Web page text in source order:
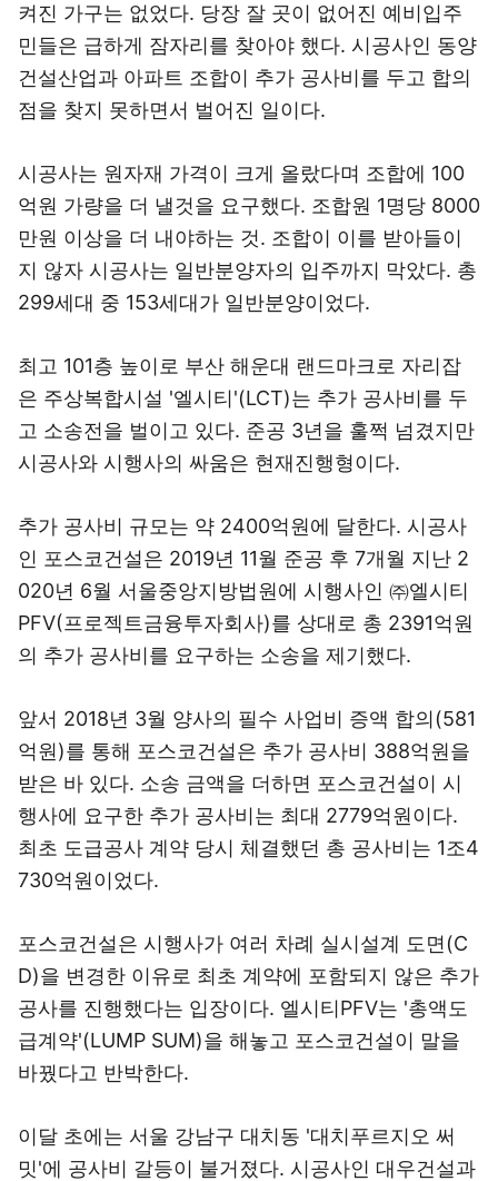
켜진 가구는 없었다. 당장 잘 곳이 없어진 예비입주
민들은 급하게 잠자리를 찾아야 했다. 시공사인 동양
건설산업과 아파트 조합이 추가 공사비를 두고 합의
점을 찾지 못하면서 벌어진 일이다.
시공사는 원자재 가격이 크게 올랐다며 조합에 100
억원 가량을 더 낼것을 요구했다. 조합원 1명당 8000
만원 이상을 더 내야하는 것. 조합이 이를 받아들이
지 않자 시공사는 일반분양자의 입주까지 막았다. 총
299세대 중 153세대가 일반분양이었다.
최고 101층 높이로 부산 해운대 랜드마크로 자리잡
은 주상복합시설 '엘시티'(LCT)는 추가 공사비를 두
고 소송전을 벌이고 있다. 준공 3년을 훌쩍 넘겼지만
시공사와 시행사의 싸움은 현재진행형이다.
추가 공사비 규모는 약 2400억원에 달한다. 시공사
인 포스코건설은 2019년 11월 준공 후 7개월 지난 2
020년 6월 서울중앙지방법원에 시행사인 ㈜엘시티
PFV(프로젝트금융투자회사)를 상대로 총 2391억원
의 추가 공사비를 요구하는 소송을 제기했다.
앞서 2018년 3월 양사의 필수 사업비 증액 합의(581
억원)를 통해 포스코건설은 추가 공사비 388억원을
받은 바 있다. 소송 금액을 더하면 포스코건설이 시
행사에 요구한 추가 공사비는 최대 2779억원이다.
최초 도급공사 계약 당시 체결했던 총 공사비는 1조4
730억원이었다.
포스코건설은 시행사가 여러 차례 실시설계 도면(C
D)을 변경한 이유로 최초 계약에 포함되지 않은 추가
공사를 진행했다는 입장이다. 엘시티PFV는 '총액도
급계약'(LUMP SUM)을 해놓고 포스코건설이 말을
바꿨다고 반박한다.
이달 초에는 서울 강남구 대치동 '대치푸르지오 써
밋'에 공사비 갈등이 불거졌다. 시공사인 대우건설과